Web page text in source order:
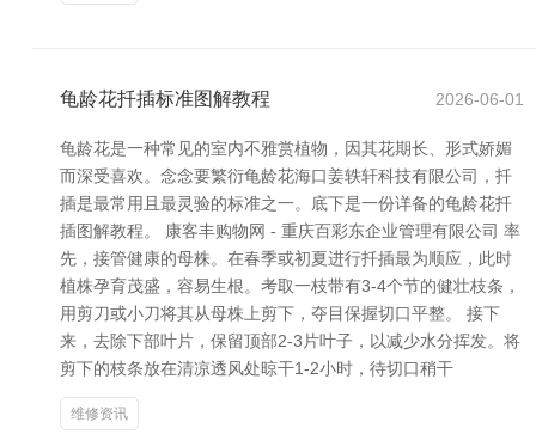
龟龄花扦插标准图解教程 2026-06-01
龟龄花是一种常见的室内不雅赏植物，因其花期长、形式娇媚
而深受喜欢。念念要繁衍龟龄花海口姜轶轩科技有限公司，扦
插是最常用且最灵验的标准之一。底下是一份详备的龟龄花扦
插图解教程。 康客丰购物网 - 重庆百彩东企业管理有限公司 率
先，接管健康的母株。在春季或初夏进行扦插最为顺应，此时
植株孕育茂盛，容易生根。考取一枝带有3-4个节的健壮枝条，
用剪刀或小刀将其从母株上剪下，夺目保握切口平整。 接下
来，去除下部叶片，保留顶部2-3片叶子，以减少水分挥发。将
剪下的枝条放在清凉透风处晾干1-2小时，待切口稍干
维修资讯